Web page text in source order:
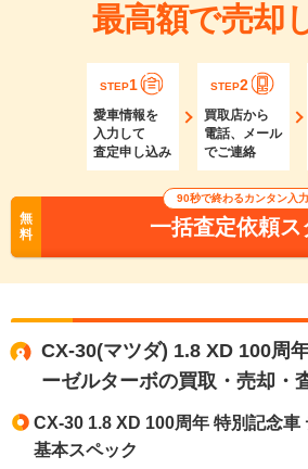
最高額で売却
STEP1
愛車情報を
入力して
査定申し込み
STEP2
買取店から
電話、メール
でご連絡
無
料
90秒で終わるカンタン入力
一括査定依頼ス
CX-30(マツダ) 1.8 XD 100周
ーゼルターボの買取・売却・
CX-30 1.8 XD 100周年 特別記念車
基本スペック